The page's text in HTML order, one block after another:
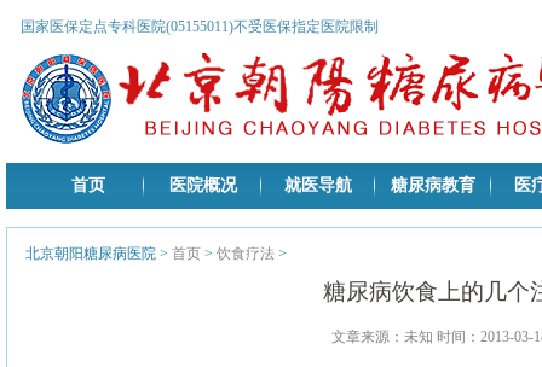
国家医保定点专科医院(05155011)不受医保指定医院限制
首页 医院概况 就医导航 糖尿病教育 医
北京朝阳糖尿病医院 > 首页 > 饮食疗法 >
糖尿病饮食上的几个
文章来源：未知 时间：2013-03-